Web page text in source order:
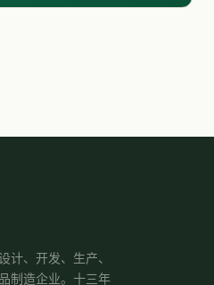
计、开发、生产、
制造企业。十三年